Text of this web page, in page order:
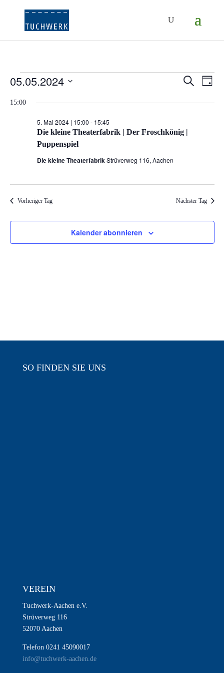
Veranstaltungen
für
2024
Suche
Tag
05.05.2024
15:00
Die kleine Theaterfabrik | Der Froschkönig |
Puppenspiel
5. Mai 2024 | 15:00 - 15:45
Die kleine TheaterfabrikStrüverweg 116, Aachen
Vorheriger Tag Nächster Tag
Kalender abonnieren
SO FINDEN SIE UNS
VEREIN
Tuchwerk-Aachen e.V.
Strüverweg 116
52070 Aachen
Telefon 0241 45090017
info@tuchwerk-aachen.de